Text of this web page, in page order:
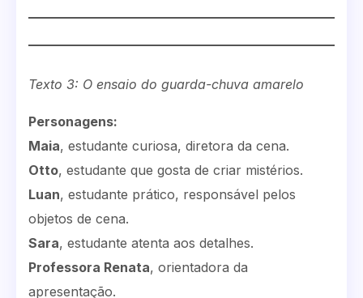
Texto 3: O ensaio do guarda-chuva amarelo
Personagens:
Maia, estudante curiosa, diretora da cena.
Otto, estudante que gosta de criar mistérios.
Luan, estudante prático, responsável pelos
objetos de cena.
Sara, estudante atenta aos detalhes.
Professora Renata, orientadora da
apresentação.